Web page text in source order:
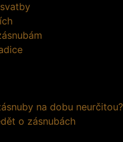
na dobu neurčitou?
o zásnubách